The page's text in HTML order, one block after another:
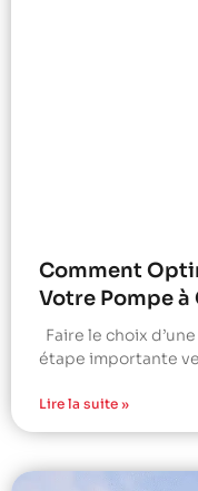
Comment
Votre Pompe
Faire le choix
étape importante
Lire la suite »